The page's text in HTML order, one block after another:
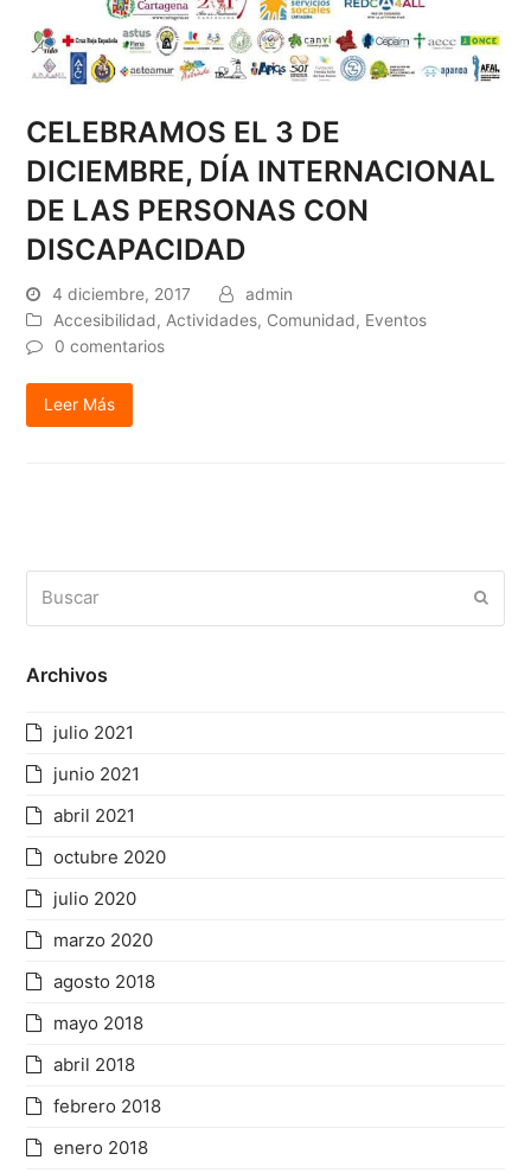
CELEBRAMOS EL 3 DE
DICIEMBRE, DÍA INTERNACIONAL
DE LAS PERSONAS CON
DISCAPACIDAD
4 diciembre, 2017
admin
Accesibilidad, Actividades, Comunidad, Eventos
0 comentarios
Leer Más
Archivos
julio 2021
junio 2021
abril 2021
octubre 2020
julio 2020
marzo 2020
agosto 2018
mayo 2018
abril 2018
febrero 2018
enero 2018